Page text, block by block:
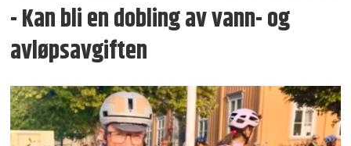
- Kan bli en dobling av vann- og
avløpsavgiften